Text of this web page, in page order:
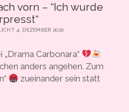
PODCAST-HÖREN
instagram
youtube
email
vorn – “Ich wurde
4. DEZEMBER 2020
Carbonara“
anders angehen. Zum
zueinander sein statt